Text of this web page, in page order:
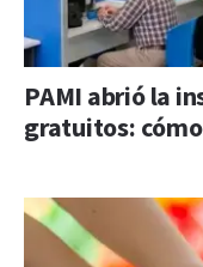
PAMI abrió la
gratuitos: